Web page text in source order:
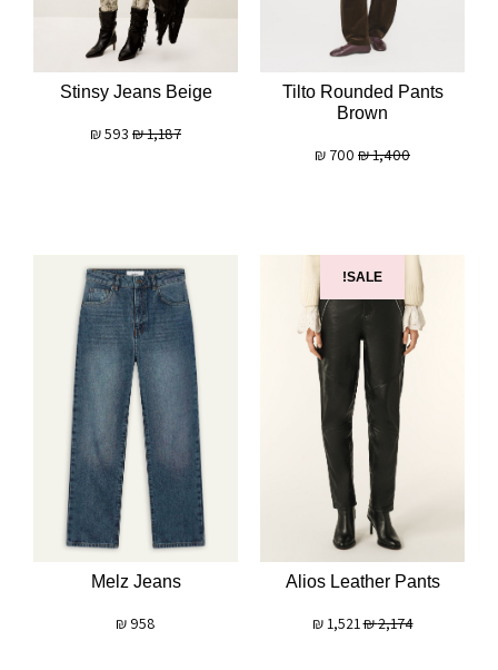
Tilto Rounded Pants
Brown
1,400
₪
700
₪
Stinsy Jeans Beige
1,187
₪
593
₪
SALE!
Alios Leather Pants
2,174
₪
1,521
₪
Melz Jeans
958
₪